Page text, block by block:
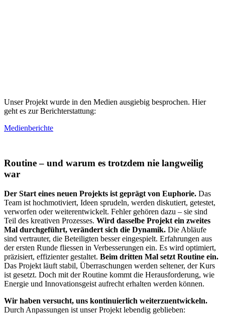
Unser Projekt wurde in den Medien ausgiebig besprochen. Hier
geht es zur Berichterstattung:
Medienberichte
Routine – und warum es trotzdem nie langweilig
war
Der Start eines neuen Projekts ist geprägt von Euphorie. Das
Team ist hochmotiviert, Ideen sprudeln, werden diskutiert, getestet,
verworfen oder weiterentwickelt. Fehler gehören dazu – sie sind
Teil des kreativen Prozesses. Wird dasselbe Projekt ein zweites
Mal durchgeführt, verändert sich die Dynamik. Die Abläufe
sind vertrauter, die Beteiligten besser eingespielt. Erfahrungen aus
der ersten Runde fliessen in Verbesserungen ein. Es wird optimiert,
präzisiert, effizienter gestaltet. Beim dritten Mal setzt Routine ein.
Das Projekt läuft stabil, Überraschungen werden seltener, der Kurs
ist gesetzt. Doch mit der Routine kommt die Herausforderung, wie
Energie und Innovationsgeist aufrecht erhalten werden können.
Wir haben versucht, uns kontinuierlich weiterzuentwickeln.
Durch Anpassungen ist unser Projekt lebendig geblieben: